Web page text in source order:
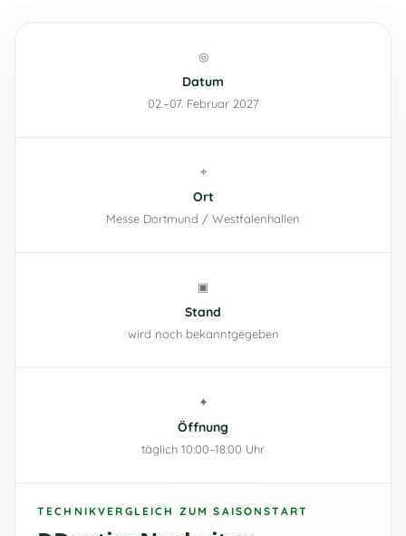
◎
Datum
02.–07. Februar 2027
⌖
Ort
Messe Dortmund / Westfalenhallen
▣
Stand
wird noch bekanntgegeben
✦
Öffnung
täglich 10:00–18:00 Uhr
TECHNIKVERGLEICH ZUM SAISONSTART